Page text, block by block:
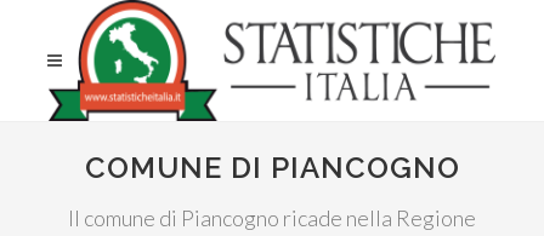
COMUNE DI PIANCOGNO
Il comune di Piancogno ricade nella Regione